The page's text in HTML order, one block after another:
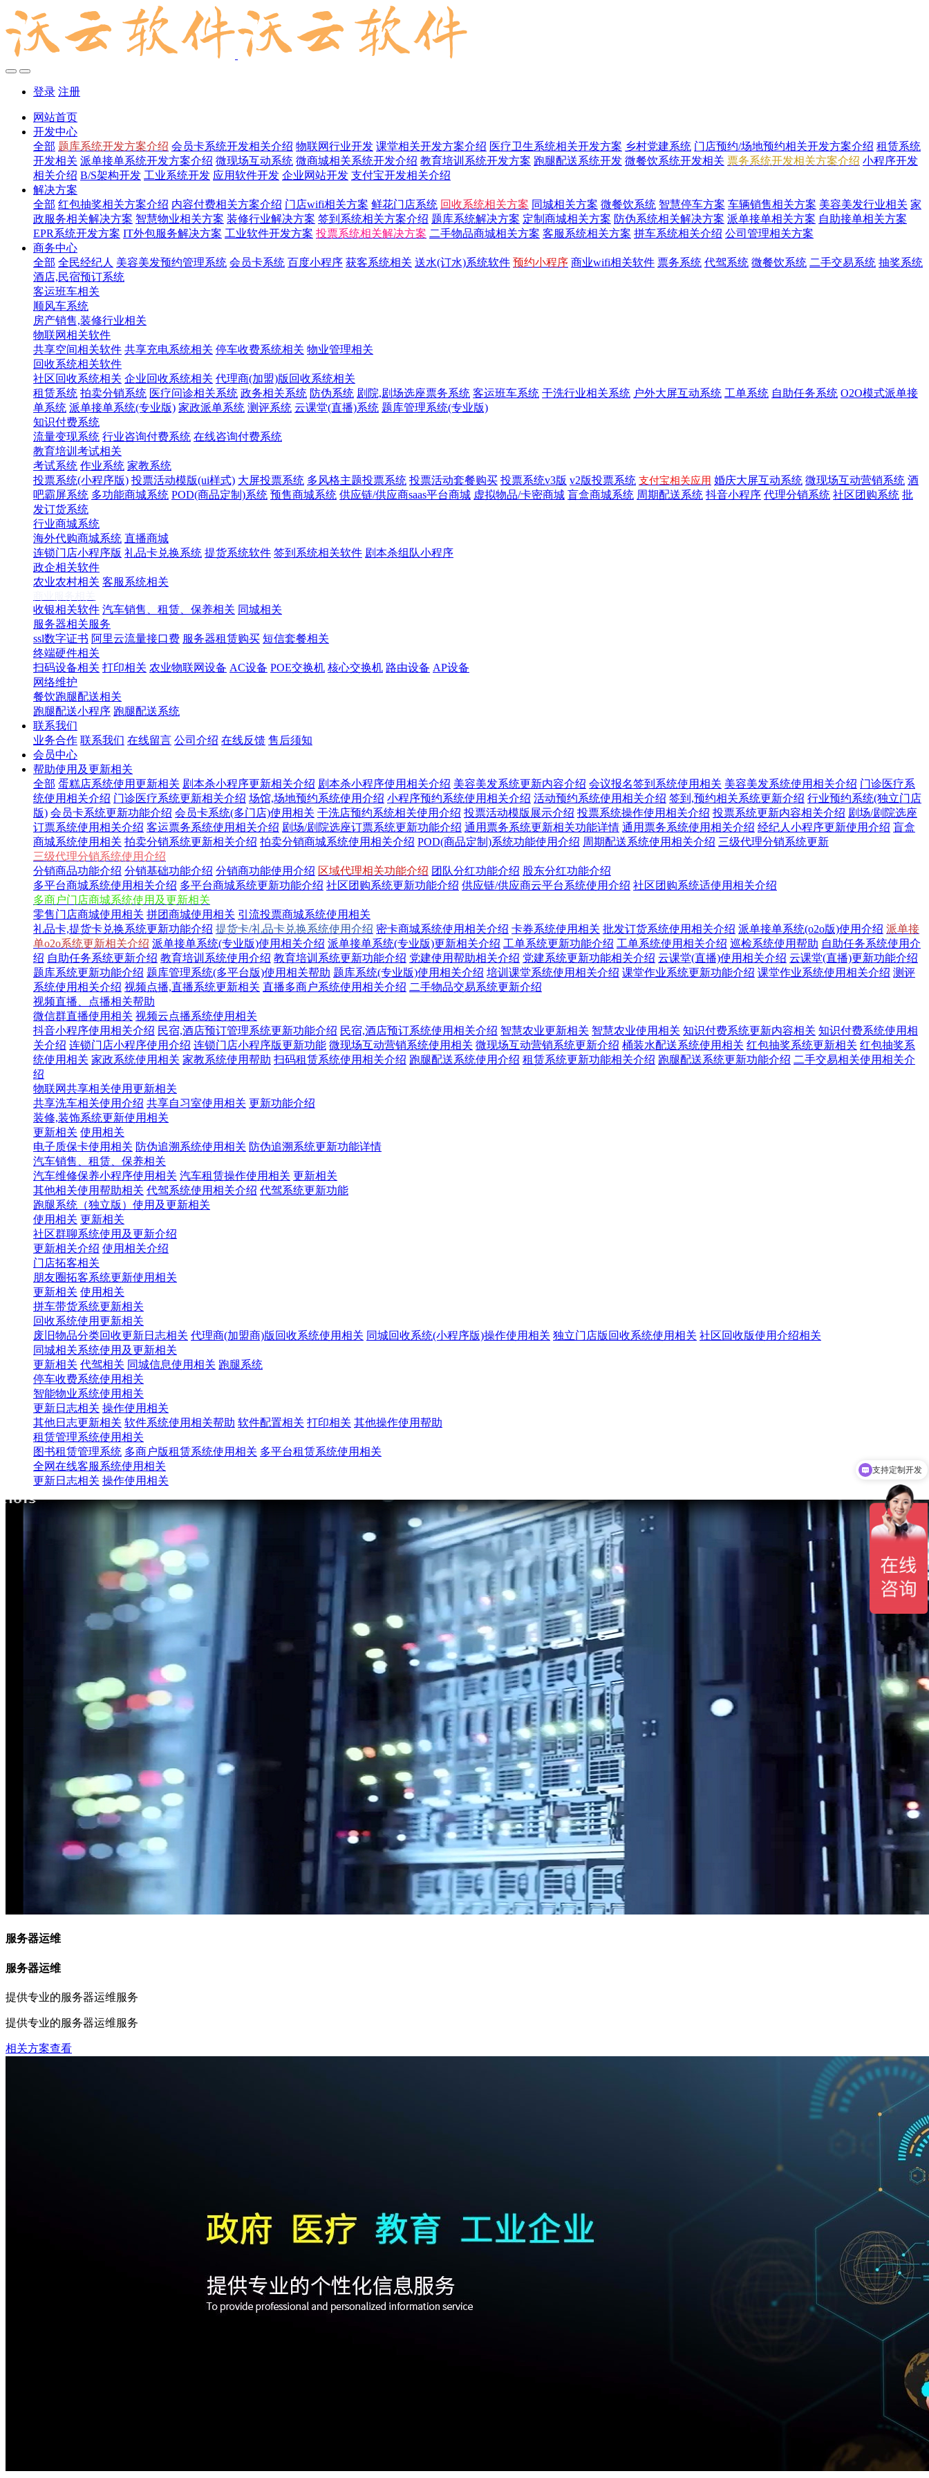
登录 注册
网站首页
开发中心
全部 题库系统开发方案介绍 会员卡系统开发相关介绍 物联网行业开发 课堂相关开发方案介绍 医疗卫生系统相关开发方案 乡村党建系统 门店预约/场地预约相关开发方案介绍 租赁系统
开发相关 派单接单系统开发方案介绍 微现场互动系统 微商城相关系统开发介绍 教育培训系统开发方案 跑腿配送系统开发 微餐饮系统开发相关 票务系统开发相关方案介绍 小程序开发
相关介绍 B/S架构开发 工业系统开发 应用软件开发 企业网站开发 支付宝开发相关介绍
解决方案
全部 红包抽奖相关方案介绍 内容付费相关方案介绍 门店wifi相关方案 鲜花门店系统 回收系统相关方案 同城相关方案 微餐饮系统 智慧停车方案 车辆销售相关方案 美容美发行业相关 家
政服务相关解决方案 智慧物业相关方案 装修行业解决方案 签到系统相关方案介绍 题库系统解决方案 定制商城相关方案 防伪系统相关解决方案 派单接单相关方案 自助接单相关方案
EPR系统开发方案 IT外包服务解决方案 工业软件开发方案 投票系统相关解决方案 二手物品商城相关方案 客服系统相关方案 拼车系统相关介绍 公司管理相关方案
商务中心
全部 全民经纪人 美容美发预约管理系统 会员卡系统 百度小程序 获客系统相关 送水(订水)系统软件 预约小程序 商业wifi相关软件 票务系统 代驾系统 微餐饮系统 二手交易系统 抽奖系统
酒店,民宿预订系统
客运班车相关
顺风车系统
房产销售,装修行业相关
物联网相关软件
共享空间相关软件 共享充电系统相关 停车收费系统相关 物业管理相关
回收系统相关软件
社区回收系统相关 企业回收系统相关 代理商(加盟)版回收系统相关
租赁系统 拍卖分销系统 医疗问诊相关系统 政务相关系统 防伪系统 剧院,剧场选座票务系统 客运班车系统 干洗行业相关系统 户外大屏互动系统 工单系统 自助任务系统 O2O模式派单接
单系统 派单接单系统(专业版) 家政派单系统 测评系统 云课堂(直播)系统 题库管理系统(专业版)
知识付费系统
流量变现系统 行业咨询付费系统 在线咨询付费系统
教育培训考试相关
考试系统 作业系统 家教系统
投票系统(小程序版) 投票活动模版(ui样式) 大屏投票系统 多风格主题投票系统 投票活动套餐购买 投票系统v3版 v2版投票系统 支付宝相关应用 婚庆大屏互动系统 微现场互动营销系统 酒
吧霸屏系统 多功能商城系统 POD(商品定制)系统 预售商城系统 供应链/供应商saas平台商城 虚拟物品/卡密商城 盲盒商城系统 周期配送系统 抖音小程序 代理分销系统 社区团购系统 批
发订货系统
行业商城系统
海外代购商城系统 直播商城
连锁门店小程序版 礼品卡兑换系统 提货系统软件 签到系统相关软件 剧本杀组队小程序
政企相关软件
农业农村相关 客服系统相关
收银相关软件 汽车销售、租赁、保养相关 同城相关
服务器相关服务
ssl数字证书 阿里云流量接口费 服务器租赁购买 短信套餐相关
终端硬件相关
扫码设备相关 打印相关 农业物联网设备 AC设备 POE交换机 核心交换机 路由设备 AP设备
网络维护
餐饮跑腿配送相关
跑腿配送小程序 跑腿配送系统
联系我们
业务合作 联系我们 在线留言 公司介绍 在线反馈 售后须知
会员中心
帮助使用及更新相关
全部 蛋糕店系统使用更新相关 剧本杀小程序更新相关介绍 剧本杀小程序使用相关介绍 美容美发系统更新内容介绍 会议报名签到系统使用相关 美容美发系统使用相关介绍 门诊医疗系
统使用相关介绍 门诊医疗系统更新相关介绍 场馆,场地预约系统使用介绍 小程序预约系统使用相关介绍 活动预约系统使用相关介绍 签到,预约相关系统更新介绍 行业预约系统(独立门店
版) 会员卡系统更新功能介绍 会员卡系统(多门店)使用相关 干洗店预约系统相关使用介绍 投票活动模版展示介绍 投票系统操作使用相关介绍 投票系统更新内容相关介绍 剧场/剧院选座
订票系统使用相关介绍 客运票务系统使用相关介绍 剧场/剧院选座订票系统更新功能介绍 通用票务系统更新相关功能详情 通用票务系统使用相关介绍 经纪人小程序更新使用介绍 盲盒
商城系统使用相关 拍卖分销系统更新相关介绍 拍卖分销商城系统使用相关介绍 POD(商品定制)系统功能使用介绍 周期配送系统使用相关介绍 三级代理分销系统更新
三级代理分销系统使用介绍
分销商品功能介绍 分销基础功能介绍 分销商功能使用介绍 区域代理相关功能介绍 团队分红功能介绍 股东分红功能介绍
多平台商城系统使用相关介绍 多平台商城系统更新功能介绍 社区团购系统更新功能介绍 供应链/供应商云平台系统使用介绍 社区团购系统适使用相关介绍
多商户门店商城系统使用及更新相关
零售门店商城使用相关 拼团商城使用相关 引流投票商城系统使用相关
礼品卡,提货卡兑换系统更新功能介绍 提货卡/礼品卡兑换系统使用介绍 密卡商城系统使用相关介绍 卡券系统使用相关 批发订货系统使用相关介绍 派单接单系统(o2o版)使用介绍 派单接
单o2o系统更新相关介绍 派单接单系统(专业版)使用相关介绍 派单接单系统(专业版)更新相关介绍 工单系统更新功能介绍 工单系统使用相关介绍 巡检系统使用帮助 自助任务系统使用介
绍 自助任务系统更新介绍 教育培训系统使用介绍 教育培训系统更新功能介绍 党建使用帮助相关介绍 党建系统更新功能相关介绍 云课堂(直播)使用相关介绍 云课堂(直播)更新功能介绍
题库系统更新功能介绍 题库管理系统(多平台版)使用相关帮助 题库系统(专业版)使用相关介绍 培训课堂系统使用相关介绍 课堂作业系统更新功能介绍 课堂作业系统使用相关介绍 测评
系统使用相关介绍 视频点播,直播系统更新相关 直播多商户系统使用相关介绍 二手物品交易系统更新介绍
视频直播、点播相关帮助
微信群直播使用相关 视频云点播系统使用相关
抖音小程序使用相关介绍 民宿,酒店预订管理系统更新功能介绍 民宿,酒店预订系统使用相关介绍 智慧农业更新相关 智慧农业使用相关 知识付费系统更新内容相关 知识付费系统使用相
关介绍 连锁门店小程序使用介绍 连锁门店小程序版更新功能 微现场互动营销系统使用相关 微现场互动营销系统更新介绍 桶装水配送系统使用相关 红包抽奖系统更新相关 红包抽奖系
统使用相关 家政系统使用相关 家教系统使用帮助 扫码租赁系统使用相关介绍 跑腿配送系统使用介绍 租赁系统更新功能相关介绍 跑腿配送系统更新功能介绍 二手交易相关使用相关介
绍
物联网共享相关使用更新相关
共享洗车相关使用介绍 共享自习室使用相关 更新功能介绍
装修,装饰系统更新使用相关
更新相关 使用相关
电子质保卡使用相关 防伪追溯系统使用相关 防伪追溯系统更新功能详情
汽车销售、租赁、保养相关
汽车维修保养小程序使用相关 汽车租赁操作使用相关 更新相关
其他相关使用帮助相关 代驾系统使用相关介绍 代驾系统更新功能
跑腿系统（独立版）使用及更新相关
使用相关 更新相关
社区群聊系统使用及更新介绍
更新相关介绍 使用相关介绍
门店拓客相关
朋友圈拓客系统更新使用相关
更新相关 使用相关
拼车带货系统更新相关
回收系统使用更新相关
废旧物品分类回收更新日志相关 代理商(加盟商)版回收系统使用相关 同城回收系统(小程序版)操作使用相关 独立门店版回收系统使用相关 社区回收版使用介绍相关
同城相关系统使用及更新相关
更新相关 代驾相关 同城信息使用相关 跑腿系统
停车收费系统使用相关
智能物业系统使用相关
更新日志相关 操作使用相关
其他日志更新相关 软件系统使用相关帮助 软件配置相关 打印相关 其他操作使用帮助
租赁管理系统使用相关
图书租赁管理系统 多商户版租赁系统使用相关 多平台租赁系统使用相关
全网在线客服系统使用相关
更新日志相关 操作使用相关
服务器运维
服务器运维
提供专业的服务器运维服务
提供专业的服务器运维服务
相关方案查看
软件一次性收费